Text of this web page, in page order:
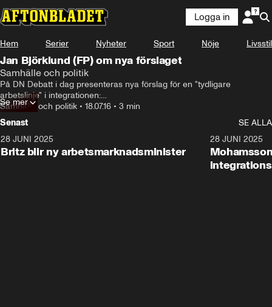
Logga in
Hem Serier Nyheter Sport Nöje Livsstil
Jan Björklund (FP) om nya förslaget
Samhälle och politik
På DN Debatt i dag presenteras nya förslag för en "tydligare
arbetslinje" i integrationen:
Krav på jobb för att få återförenas med anhöriga och permanent
uppehållstillstånd, lägre ingångslöner och språkkrav för att få
medborgarskap.
Samhälle och politik • 18.07.16 • 3 min
Se mer
Senast
SE ALLA
28 JUNI 2025
Britz blir ny arbetsmarknadsminister
28 JUNI 2025